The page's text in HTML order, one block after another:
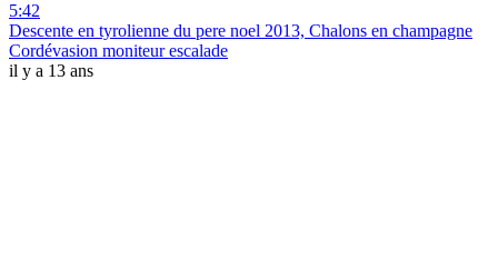
5:42
Descente en tyrolienne du pere noel 2013, Chalons en champagne
Cordévasion moniteur escalade
il y a 13 ans